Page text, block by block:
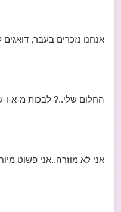
אנחנו נזכרים בעבר,
החלום שלי..? לבכות מ-א-
אני לא מוזרה..אני פשוט